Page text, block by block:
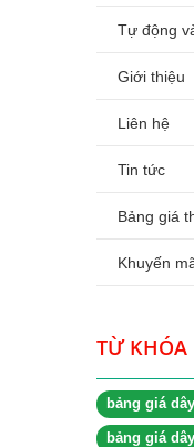
Tự động
Giới thiệu
Liên hệ
Tin tức
Bảng giá
Khuyến
TỪ KHÓA
bảng giá
bảng giá